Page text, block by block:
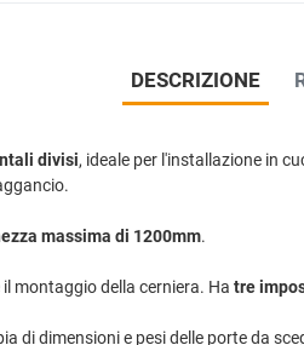
DESCRIZIONE
divisi, ideale per l'installazione in
massima di 1200mm.
montaggio della cerniera. Ha tre
di dimensioni e pesi delle porte da